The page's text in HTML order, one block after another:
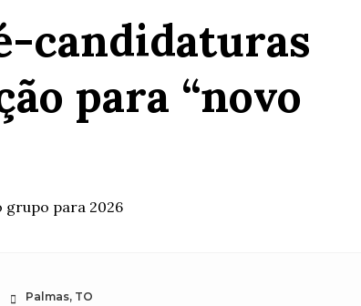
candidaturas
para “novo
grupo para 2026
Palmas, TO